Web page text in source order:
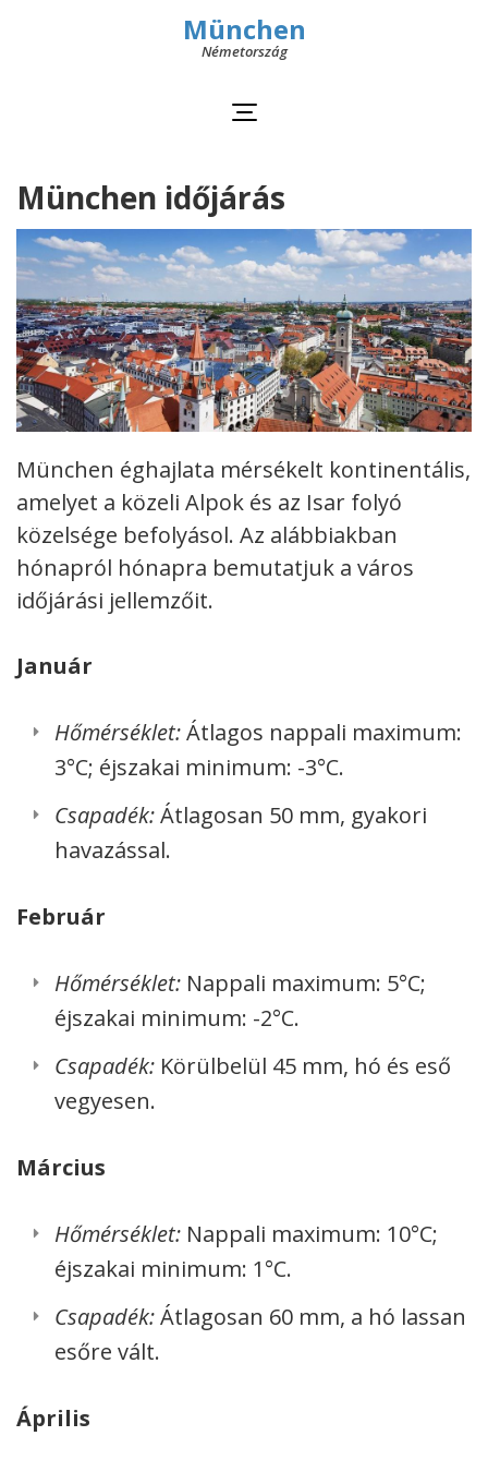
München
Németország
München időjárás
München éghajlata mérsékelt kontinentális,
amelyet a közeli Alpok és az Isar folyó
közelsége befolyásol. Az alábbiakban
hónapról hónapra bemutatjuk a város
időjárási jellemzőit.
Január
Hőmérséklet:Átlagos nappali maximum:
3°C; éjszakai minimum: -3°C.
Csapadék:Átlagosan 50 mm, gyakori
havazással.
Február
Hőmérséklet: Nappali maximum: 5°C;
éjszakai minimum: -2°C.
Csapadék: Körülbelül 45 mm, hó és eső
vegyesen.
Március
Hőmérséklet: Nappali maximum: 10°C;
éjszakai minimum: 1°C.
Csapadék:Átlagosan 60 mm, a hó lassan
esőre vált.
Április